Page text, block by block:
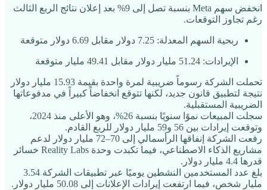
انخفض سهم Meta بنسبة تصل إلى 9% بعد إعلان نتائج الربع الثالث
رغم تجاوز التوقعات.
ربحية السهم المعدلة: ‎7.25‎ دولار مقابل ‎6.69‎ دولار متوقعة
الإيرادات: ‎51.24‎ مليار دولار مقابل ‎49.41‎ مليار متوقعة
تحملت الشركة رسوماً ضريبية لمرة واحدة بقيمة 15.93 مليار دولار
نتيجة لتطبيق قانون جديد، لكنها تتوقع انخفاضاً كبيراً في مدفوعاتها
الضريبية المستقبلية.
سجلت المبيعات نموًا سنويًا بنسبة 26%، وهو الأعلى منذ 2024،
وتوقعت إيرادات بين 56 و59 مليار دولار للربع القادم.
رفعت الشركة إنفاقها الرأسمالي إلى 70–72 مليار دولار لدعم
مشاريع الذكاء الاصطناعي، فيما تكبدت وحدة Reality Labs خسائر
قدرها 4.4 مليار دولار.
بلغ عدد المستخدمين النشطين يوميًا عبر تطبيقات الشركة 3.54
مليار شخص، فيما ارتفعت إيرادات الإعلانات إلى 50.08 مليار دولار.